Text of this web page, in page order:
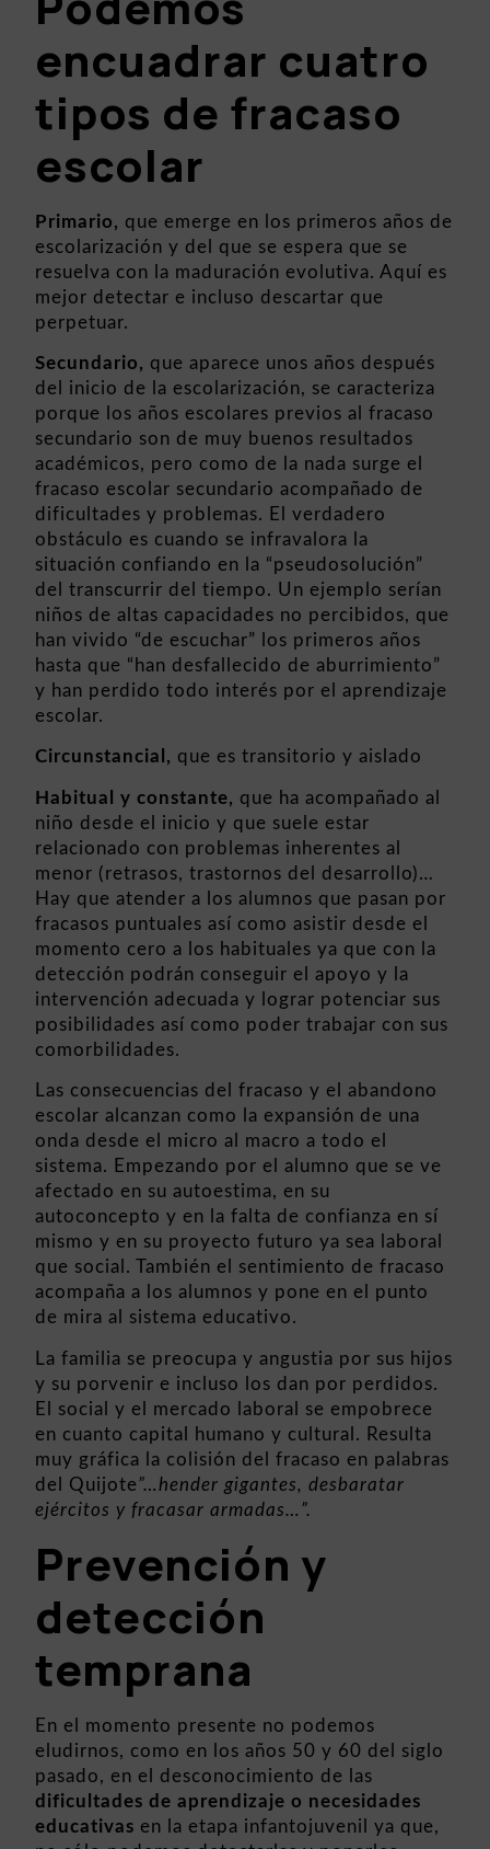
encuadrar cuatro
tipos de fracaso
escolar
Primario, que emerge en los primeros años de
escolarización y del que se espera que se
resuelva con la maduración evolutiva. Aquí es
mejor detectar e incluso descartar que
perpetuar.
Secundario, que aparece unos años después
del inicio de la escolarización, se caracteriza
porque los años escolares previos al fracaso
secundario son de muy buenos resultados
académicos, pero como de la nada surge el
fracaso escolar secundario acompañado de
dificultades y problemas. El verdadero
obstáculo es cuando se infravalora la
situación confiando en la “pseudosolución”
del transcurrir del tiempo. Un ejemplo serían
niños de altas capacidades no percibidos, que
han vivido “de escuchar” los primeros años
hasta que “han desfallecido de aburrimiento”
y han perdido todo interés por el aprendizaje
escolar.
Circunstancial, que es transitorio y aislado
Habitual y constante, que ha acompañado al
niño desde el inicio y que suele estar
relacionado con problemas inherentes al
menor (retrasos, trastornos del desarrollo)…
Hay que atender a los alumnos que pasan por
fracasos puntuales así como asistir desde el
momento cero a los habituales ya que con la
detección podrán conseguir el apoyo y la
intervención adecuada y lograr potenciar sus
posibilidades así como poder trabajar con sus
comorbilidades.
Las consecuencias del fracaso y el abandono
escolar alcanzan como la expansión de una
onda desde el micro al macro a todo el
sistema. Empezando por el alumno que se ve
afectado en su autoestima, en su
autoconcepto y en la falta de confianza en sí
mismo y en su proyecto futuro ya sea laboral
que social. También el sentimiento de fracaso
acompaña a los alumnos y pone en el punto
de mira al sistema educativo.
La familia se preocupa y angustia por sus hijos
y su porvenir e incluso los dan por perdidos.
El social y el mercado laboral se empobrece
en cuanto capital humano y cultural. Resulta
muy gráfica la colisión del fracaso en palabras
del Quijote”…hender gigantes, desbaratar
ejércitos y fracasar armadas…”.
Prevención y
detección
temprana
En el momento presente no podemos
eludirnos, como en los años 50 y 60 del siglo
pasado, en el desconocimiento de las
dificultades de aprendizaje o necesidades
educativas en la etapa infantojuvenil ya que,